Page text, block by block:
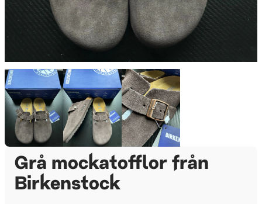
Grå mockatofflor från
Birkenstock